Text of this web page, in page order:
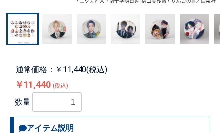
通常価格：￥11,440(税込)
￥11,440 (税込)
数量
アイテム説明